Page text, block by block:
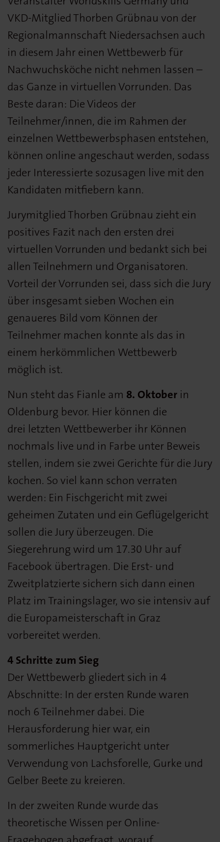
VKD-Mitglied Thorben Grübnau von der
Regionalmannschaft Niedersachsen auch
in diesem Jahr einen Wettbewerb für
Nachwuchsköche nicht nehmen lassen –
das Ganze in virtuellen Vorrunden. Das
Beste daran: Die Videos der
Teilnehmer/innen, die im Rahmen der
einzelnen Wettbewerbsphasen entstehen,
können online angeschaut werden, sodass
jeder Interessierte sozusagen live mit den
Kandidaten mitfiebern kann.
Jurymitglied Thorben Grübnau zieht ein
positives Fazit nach den ersten drei
virtuellen Vorrunden und bedankt sich bei
allen Teilnehmern und Organisatoren.
Vorteil der Vorrunden sei, dass sich die Jury
über insgesamt sieben Wochen ein
genaueres Bild vom Können der
Teilnehmer machen konnte als das in
einem herkömmlichen Wettbewerb
möglich ist.
Nun steht das Fianle am 8. Oktober in
Oldenburg bevor. Hier können die
drei letzten Wettbewerber ihr Können
nochmals live und in Farbe unter Beweis
stellen, indem sie zwei Gerichte für die Jury
kochen. So viel kann schon verraten
werden: Ein Fischgericht mit zwei
geheimen Zutaten und ein Geflügelgericht
sollen die Jury überzeugen. Die
Siegerehrung wird um 17.30 Uhr auf
Facebook übertragen. Die Erst- und
Zweitplatzierte sichern sich dann einen
Platz im Trainingslager, wo sie intensiv auf
die Europameisterschaft in Graz
vorbereitet werden.
4 Schritte zum Sieg
Der Wettbewerb gliedert sich in 4
Abschnitte: In der ersten Runde waren
noch 6 Teilnehmer dabei. Die
Herausforderung hier war, ein
sommerliches Hauptgericht unter
Verwendung von Lachsforelle, Gurke und
Gelber Beete zu kreieren.
In der zweiten Runde wurde das
theoretische Wissen per Online-